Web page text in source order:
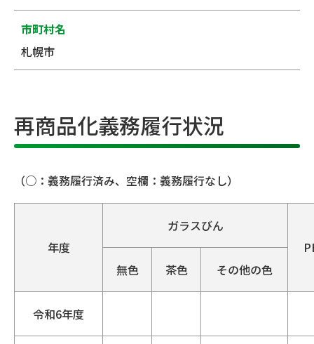
市町村名
札幌市
再商品化義務履行状況
（○：義務履行済み、空欄：義務履行なし）
年度
ガラスびん
無色
茶色 その他の色
令和6年度